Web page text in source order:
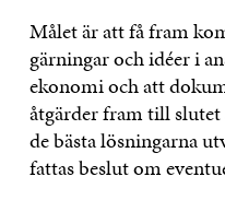
Målet är att få fram
gärningar och idéer i
ekonomi och att
åtgärder fram till slutet
de bästa lösningarna
fattas beslut om